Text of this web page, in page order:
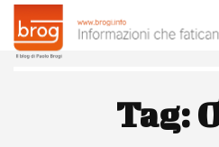
Tag: